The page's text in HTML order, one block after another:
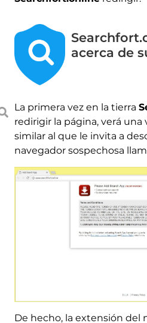
acerca de
La primera vez en la tierra
redirigir la página, verá
similar al que le invita a
navegador sospechosa
De hecho, la extensión del